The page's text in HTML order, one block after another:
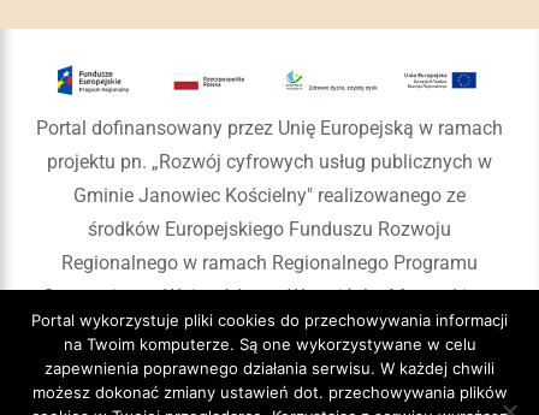
Portal dofinansowany przez Unię Europejską w ramach
projektu pn. „Rozwój cyfrowych usług publicznych w
Gminie Janowiec Kościelny" realizowanego ze
środków Europejskiego Funduszu Rozwoju
Regionalnego w ramach Regionalnego Programu
Operacyjnego Województwa Warmińsko-Mazurskiego
na lata 2014-2020
Portal wykorzystuje pliki cookies do przechowywania informacji
na Twoim komputerze. Są one wykorzystywane w celu
zapewnienia poprawnego działania serwisu. W każdej chwili
możesz dokonać zmiany ustawień dot. przechowywania plików